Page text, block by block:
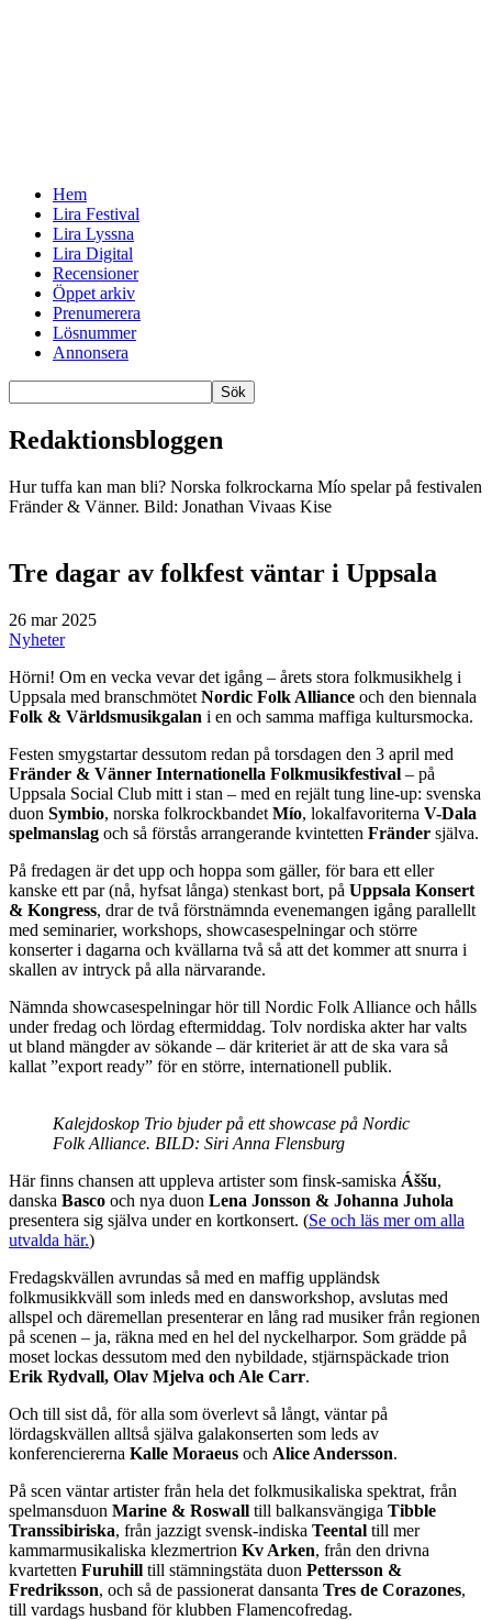
Hem
Lira Festival
Lira Lyssna
Lira Digital
Recensioner
Öppet arkiv
Prenumerera
Lösnummer
Annonsera
Redaktionsbloggen
Hur tuffa kan man bli? Norska folkrockarna Mío spelar på festivalen
Fränder & Vänner. Bild: Jonathan Vivaas Kise
Tre dagar av folkfest väntar i Uppsala
26 mar 2025
Nyheter
Hörni! Om en vecka vevar det igång – årets stora folkmusikhelg i
Uppsala med branschmötet Nordic Folk Alliance och den biennala
Folk & Världsmusikgalan i en och samma maffiga kultursmocka.
Festen smygstartar dessutom redan på torsdagen den 3 april med
Fränder & Vänner Internationella Folkmusikfestival – på
Uppsala Social Club mitt i stan – med en rejält tung line-up: svenska
duon Symbio, norska folkrockbandet Mío, lokalfavoriterna V-Dala
spelmanslag och så förstås arrangerande kvintetten Fränder själva.
På fredagen är det upp och hoppa som gäller, för bara ett eller
kanske ett par (nå, hyfsat långa) stenkast bort, på Uppsala Konsert
& Kongress, drar de två förstnämnda evenemangen igång parallellt
med seminarier, workshops, showcasespelningar och större
konserter i dagarna och kvällarna två så att det kommer att snurra i
skallen av intryck på alla närvarande.
Nämnda showcasespelningar hör till Nordic Folk Alliance och hålls
under fredag och lördag eftermiddag. Tolv nordiska akter har valts
ut bland mängder av sökande – där kriteriet är att de ska vara så
kallat ”export ready” för en större, internationell publik.
Kalejdoskop Trio bjuder på ett showcase på Nordic
Folk Alliance. BILD: Siri Anna Flensburg
Här finns chansen att uppleva artister som finsk-samiska Áššu,
danska Basco och nya duon Lena Jonsson & Johanna Juhola
presentera sig själva under en kortkonsert. (Se och läs mer om alla
utvalda här.)
Fredagskvällen avrundas så med en maffig uppländsk
folkmusikkväll som inleds med en dansworkshop, avslutas med
allspel och däremellan presenterar en lång rad musiker från regionen
på scenen – ja, räkna med en hel del nyckelharpor. Som grädde på
moset lockas dessutom med den nybildade, stjärnspäckade trion
Erik Rydvall, Olav Mjelva och Ale Carr.
Och till sist då, för alla som överlevt så långt, väntar på
lördagskvällen alltså själva galakonserten som leds av
konferenciererna Kalle Moraeus och Alice Andersson.
På scen väntar artister från hela det folkmusikaliska spektrat, från
spelmansduon Marine & Roswall till balkansvängiga Tibble
Transsibiriska, från jazzigt svensk-indiska Teental till mer
kammarmusikaliska klezmertrion Kv Arken, från den drivna
kvartetten Furuhill till stämningstäta duon Pettersson &
Fredriksson, och så de passionerat dansanta Tres de Corazones,
till vardags husband för klubben Flamencofredag.